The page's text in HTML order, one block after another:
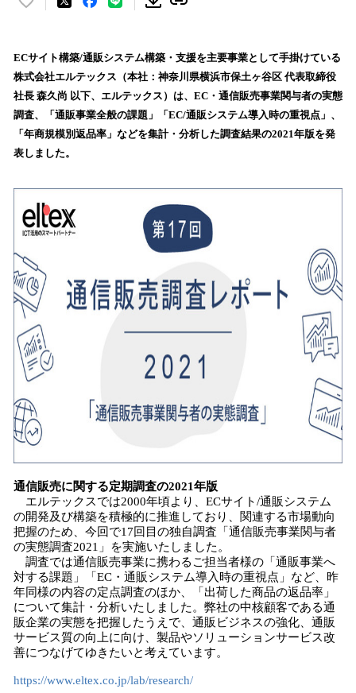
い
！
数
を
読
み
込
み
で
す
ECサイト構築/通販システム構築・支援を主要事業として手掛けている
株式会社エルテックス（本社：神奈川県横浜市保土ヶ谷区 代表取締役
社長 森久尚 以下、エルテックス）は、EC・通信販売事業関与者の実態
調査、「通販事業全般の課題」「EC/通販システム導入時の重視点」、
「年商規模別返品率」などを集計・分析した調査結果の2021年版を発
表しました。
通信販売に関する定期調査の2021年版
エルテックスでは2000年頃より、ECサイト/通販システム
の開発及び構築を積極的に推進しており、関連する市場動向
把握のため、今回で17回目の独自調査「通信販売事業関与者
の実態調査2021」を実施いたしました。
調査では通信販売事業に携わるご担当者様の「通販事業へ
対する課題」「EC・通販システム導入時の重視点」など、昨
年同様の内容の定点調査のほか、「出荷した商品の返品率」
について集計・分析いたしました。弊社の中核顧客である通
販企業の実態を把握したうえで、通販ビジネスの強化、通販
サービス質の向上に向け、製品やソリューションサービス改
善につなげてゆきたいと考えています。
https://www.eltex.co.jp/lab/research/